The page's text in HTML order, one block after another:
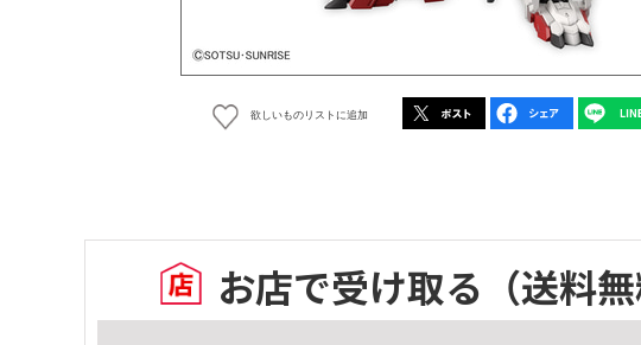
欲しいものリストに追加
お店で受け取る （送料無